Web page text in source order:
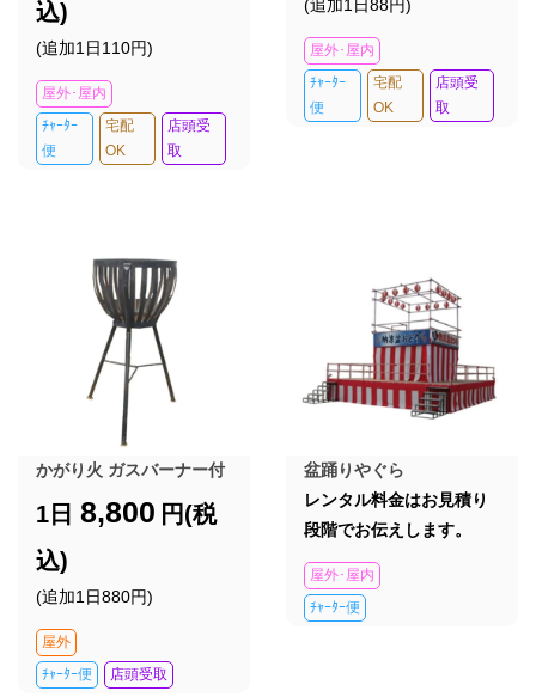
込)
(追加1日110円)
屋外･屋内
ﾁｬｰﾀｰ
便
宅配
OK
店頭受
取
(追加1日88円)
屋外･屋内
ﾁｬｰﾀｰ
便
宅配
OK
店頭受
取
かがり火 ガスバーナー付
1日 8,800 円(税
込)
(追加1日880円)
屋外
ﾁｬｰﾀｰ便
店頭受取
盆踊りやぐら
レンタル料金はお見積り
段階でお伝えします。
屋外･屋内
ﾁｬｰﾀｰ便